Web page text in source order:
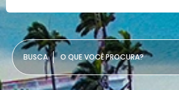
O QUE VOCÊ PROCURA?